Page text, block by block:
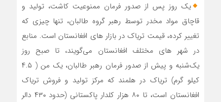
یک روز پس از صدور فرمان ممنوعیت کاشت، تولید و
قاچاق مواد مخدر توسط رهبر گروه طالبان، تنها چیزی که
تغییر کرده، قیمت تریاک در بازار های افغانستان است. منابع
در شهر های مختلف افغانستان می‌گویند، تا صبح روز
یک‌شنبه و پیش از صدور فرمان رهبر طالبان، یک من ( ۴.۵
کیلو گرم) تریاک در هلمند که مرکز تولید و فروش تریاک
افغانستان است، تا ۸۰ هزار کلدار پاکستانی (حدود ۴۳۰ دالر